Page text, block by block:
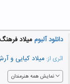
دانلود آلبوممیلاد فرهنگ
اثری از: میلاد کیایی و
نمایش همه هنرمندان